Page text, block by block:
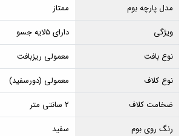
مدل پارچه بوم
ممتاز
ویژگی
دارای ۵لایه جسو
نوع بافت
معمولی ریزبافت
نوع کلاف
معمولی (دورسفید)
ضخامت کلاف
۲ سانتی متر
رنگ روی بوم
سفید